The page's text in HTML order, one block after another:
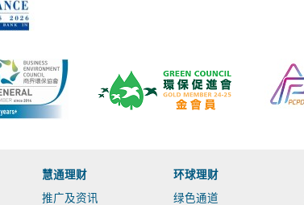
慧通理财
推广及资讯
环球理财
绿色通道